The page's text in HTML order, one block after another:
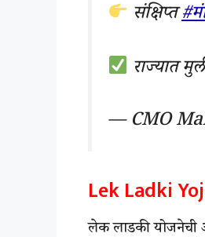
संक्षिप्त
राज्यात
— CMO
Lek Ladki
लेक लाडकी योजनेची